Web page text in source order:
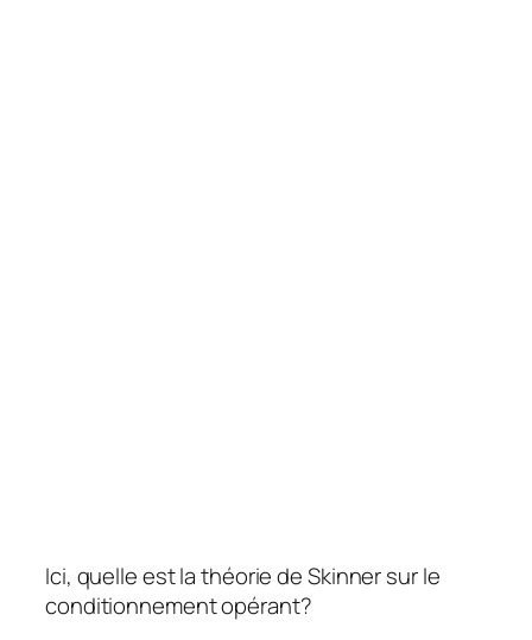
Ici, quelle est la théorie de Skinner sur le
conditionnement opérant?